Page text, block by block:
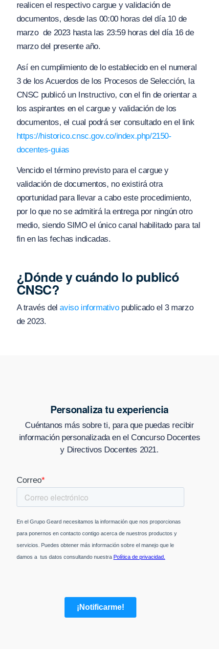
realicen el respectivo cargue y validación de
documentos, desde las 00:00 horas del día 10 de
marzo de 2023 hasta las 23:59 horas del día 16 de
marzo del presente año.
Así en cumplimiento de lo establecido en el numeral
3 de los Acuerdos de los Procesos de Selección, la
CNSC publicó un Instructivo, con el fin de orientar a
los aspirantes en el cargue y validación de los
documentos, el cual podrá ser consultado en el link
https://historico.cnsc.gov.co/index.php/2150-
docentes-guias
Vencido el término previsto para el cargue y
validación de documentos, no existirá otra
oportunidad para llevar a cabo este procedimiento,
por lo que no se admitirá la entrega por ningún otro
medio, siendo SIMO el único canal habilitado para tal
fin en las fechas indicadas.
¿Dónde y cuándo lo publicó
CNSC?
A través delaviso informativopublicado el 3 marzo
de 2023.
Personaliza tu experiencia
Cuéntanos más sobre ti, para que puedas recibir
información personalizada enel Concurso Docentes
y Directivos Docentes 2021.